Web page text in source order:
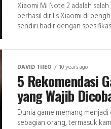
Xiaomi Mi Note 2 adalah
berhasil dirilis Xiaomi di
sendiri hadir dengan
DAVID THEO 10 years ago
5 Rekomendasi
yang Wajib
Dunia game memang
sebagian orang, termasuk